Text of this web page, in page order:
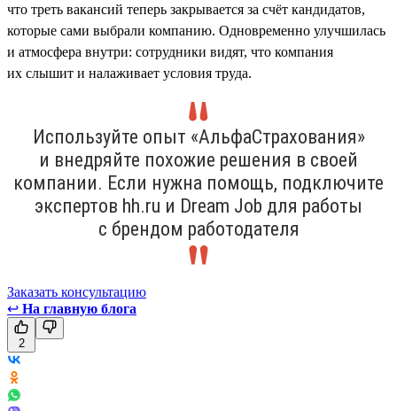
что треть вакансий теперь закрывается за счёт кандидатов,
которые сами выбрали компанию. Одновременно улучшилась
и атмосфера внутри: сотрудники видят, что компания
их слышит и налаживает условия труда.
Используйте опыт «АльфаСтрахования»
и внедряйте похожие решения в своей
компании. Если нужна помощь, подключите
экспертов hh.ru и Dream Job для работы
с брендом работодателя
Заказать консультацию
↩ На главную блога
2